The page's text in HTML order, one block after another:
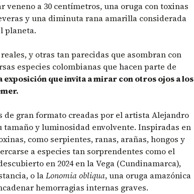
veneno a 30 centímetros, una oruga con toxinas
y una diminuta rana amarilla considerada
planeta.
y otras tan parecidas que asombran con
especies colombianas que hacen parte de
exposición que invita a mirar con otros ojos a los
de gran formato creadas por el artista Alejandro
tamaño y luminosidad envolvente. Inspiradas en
como serpientes, ranas, arañas, hongos y
a especies tan sorprendentes como el
en 2024 en la Vega (Cundinamarca),
o laLonomia obliqua, una oruga amazónica
hemorragias internas graves.